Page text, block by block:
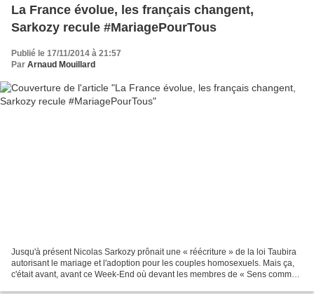
La France évolue, les français changent,
Sarkozy recule #MariagePourTous
Publié le 17/11/2014 à 21:57
Par Arnaud Mouillard
Jusqu'à présent Nicolas Sarkozy prônait une « réécriture » de la loi Taubira
autorisant le mariage et l'adoption pour les couples homosexuels. Mais ça,
c'était avant, avant ce Week-End où devant les membres de « Sens commun